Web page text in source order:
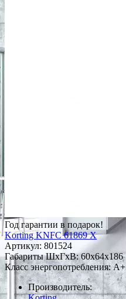
Год гарантии в подарок!
Korting KNFC 61869 X
Артикул: 801524
Габариты ШxГxВ: 60x64x186
Класс энергопотребления: A+
Производитель: